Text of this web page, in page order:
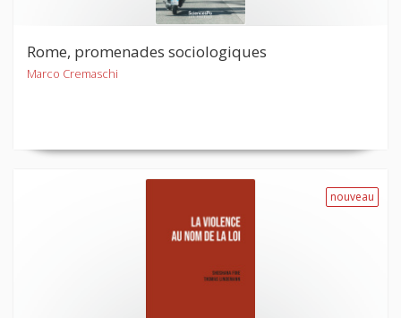
Rome, promenades sociologiques
Marco Cremaschi
nouveau